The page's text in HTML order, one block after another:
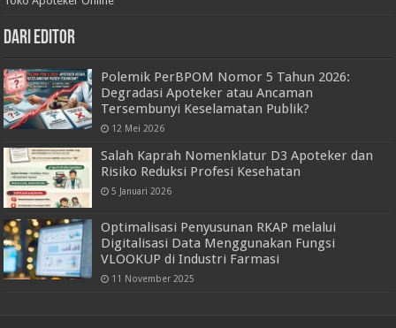
Dari Editor
Polemik PerBPOM Nomor 5 Tahun 2026:
Degradasi Apoteker atau Ancaman
Tersembunyi Keselamatan Publik?
12 Mei 2026
Salah Kaprah Nomenklatur D3 Apoteker dan
Risiko Reduksi Profesi Kesehatan
5 Januari 2026
Optimalisasi Penyusunan RKAP melalui
Digitalisasi Data Menggunakan Fungsi
VLOOKUP di Industri Farmasi
11 November 2025